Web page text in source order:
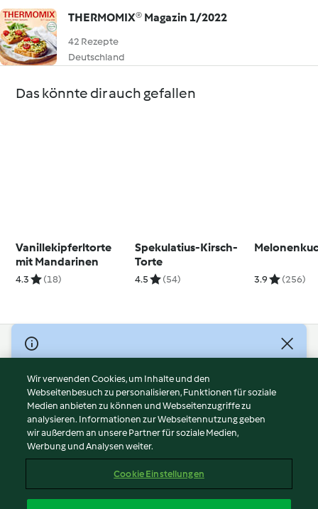
THERMOMIX® Magazin 1/2022
42 Rezepte
Deutschland
Das könnte dir auch gefallen
Vanillekipferltorte
mit Mandarinen
4.3 (18)
Spekulatius-Kirsch-
Torte
4.5 (54) 3.9 (256)
© Copyright 2026
Nutzungsbedingungen
Datenschutzrichtlinien
Disclaimer
Impressum
Cookies
Abo kündigen
Wir verwenden Cookies, um Inhalte und den
Webseitenbesuch zu personalisieren, Funktionen für soziale
Medien anbieten zu können und Webseitenzugriffe zu
analysieren. Informationen zur Webseitennutzung geben
wir außerdem an unsere Partner für soziale Medien,
Werbung und Analysen weiter.
Cookie Einstellungen